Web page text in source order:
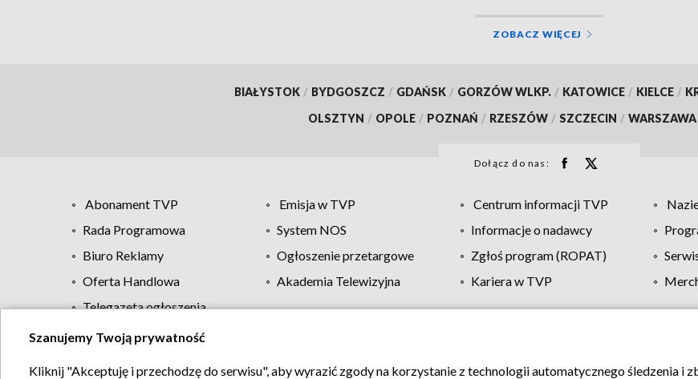
ZOBACZ WIĘCEJ
BIAŁYSTOK / BYDGOSZCZ / GDAŃSK / GORZÓW WLKP. / KATOWICE / KIELCE /
OLSZTYN / OPOLE / POZNAŃ / RZESZÓW / SZCZECIN / WARSZAWA
Dołącz do nas:
Abonament TVP Emisja w TVP Centrum informacji TVP
Rada Programowa
System NOS Informacje o nadawcy
Biuro Reklamy
Ogłoszenie przetargowe Zgłoś program (ROPAT)
Oferta Handlowa
Akademia Telewizyjna Kariera w TVP
Telegazeta ogłoszenia
Regulamin TVP Polityka prywatności Moje zgody Pomoc
Szanujemy Twoją prywatność
Kliknij "Akceptuję i przechodzę do serwisu", aby wyrazić zgody na korzystanie z technologii automatycznego śledzenia i